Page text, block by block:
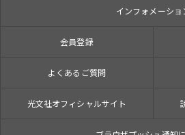
インフォメーショ
会員登録
よくあるご質問
光文社オフィシャルサイト